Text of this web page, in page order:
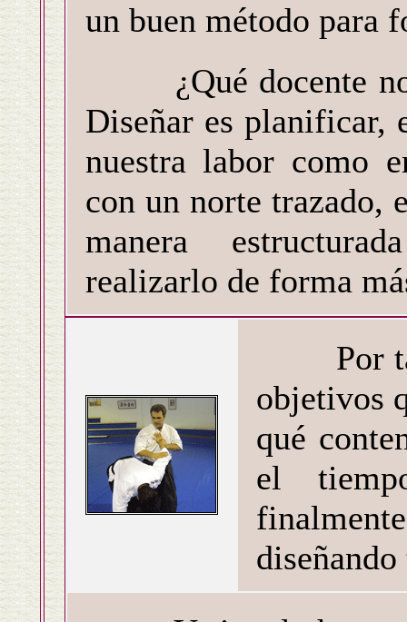
un buen método para
¿Qué docente no
Diseñar es planificar,
nuestra labor como
con un norte trazado,
manera
realizarlo de forma
Por
objetivos
qué
el
diseñando